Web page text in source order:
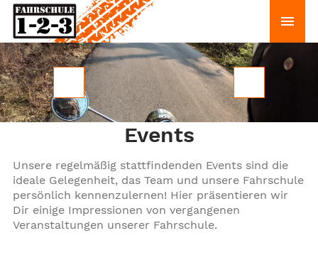
Zum Hauptinhalt springen
Events
Unsere regelmäßig stattfindenden Events sind die
ideale Gelegenheit, das Team und unsere Fahrschule
persönlich kennenzulernen! Hier präsentieren wir
Dir einige Impressionen von vergangenen
Veranstaltungen unserer Fahrschule.